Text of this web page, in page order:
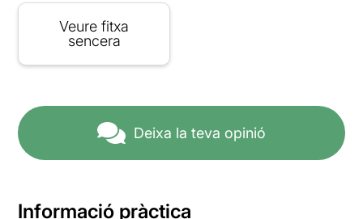
Veure fitxa
sencera
Deixa la teva opinió
Informació pràctica